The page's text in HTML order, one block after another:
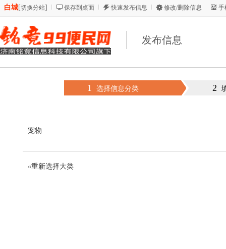
白城[切换分站] 保存到桌面 快速发布信息 修改/删除信息 手
发布信息
1 选择信息分类 2
宠物
«重新选择大类